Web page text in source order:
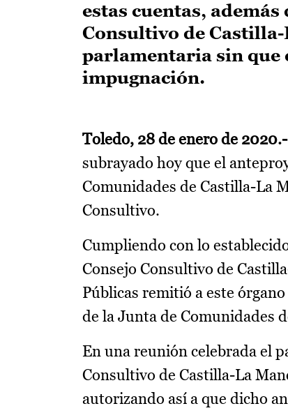
estas cuentas,
Consultivo de
parlamentaria sin que
impugnación.
Toledo, 28 de enero de 2020.-
subrayado hoy que el
Comunidades de Castilla-La
Consultivo.
Cumpliendo con lo
Consejo Consultivo de
Públicas remitió a este
de la Junta de Comunidades
En una reunión celebrada el
Consultivo de Castilla-La
autorizando así a que dicho